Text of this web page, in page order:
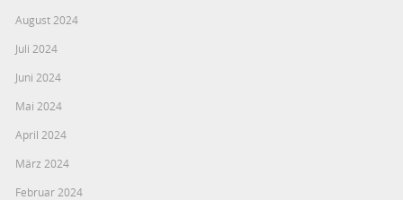
August 2024
Juli 2024
Juni 2024
Mai 2024
April 2024
März 2024
Februar 2024